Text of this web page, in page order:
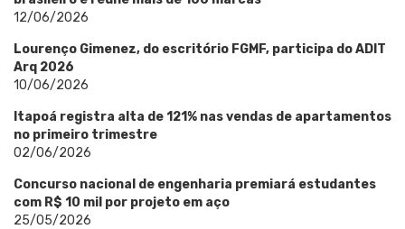
12/06/2026
Lourenço Gimenez, do escritório FGMF, participa do ADIT
Arq 2026
10/06/2026
Itapoá registra alta de 121% nas vendas de apartamentos
no primeiro trimestre
02/06/2026
Concurso nacional de engenharia premiará estudantes
com R$ 10 mil por projeto em aço
25/05/2026